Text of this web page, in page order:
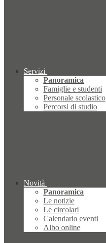
Servizi
Panoramica
Famiglie e studenti
Personale scolastico
Percorsi di studio
Novità
Panoramica
Le notizie
Le circolari
Calendario eventi
Albo online